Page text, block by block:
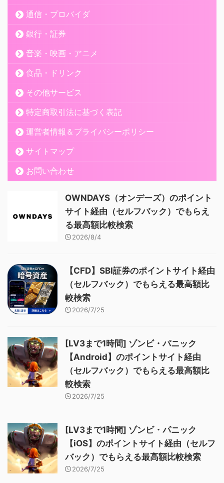
通信・プロバイダ
銀行・証券
音楽・映画・アニメ
食品・ドリンク
その他サービス
特定商取引法に基づく表記
運営者情報＆プライバシーポリシー
サイトマップ
お問い合わせ
OWNDAYS（オンデーズ）のポイント
サイト経由（セルフバック）でもらえ
る最高額比較検索
2026/8/4
【CFD】SBI証券のポイントサイト経由
（セルフバック）でもらえる最高額比
較検索
2026/7/25
[LV3まで1時間] ゾンビ・パニック
【Android】のポイントサイト経由
（セルフバック）でもらえる最高額比
較検索
2026/7/25
[LV3まで1時間] ゾンビ・パニック
【iOS】のポイントサイト経由（セルフ
バック）でもらえる最高額比較検索
2026/7/25